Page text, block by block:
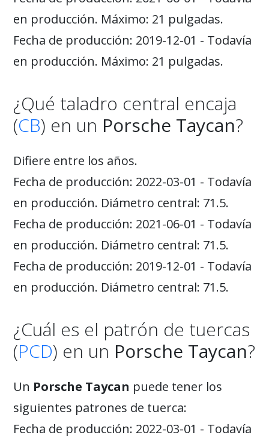
en producción. Máximo: 21 pulgadas.
Fecha de producción: 2019-12-01 - Todavía
en producción. Máximo: 21 pulgadas.
¿Qué taladro central encaja
(CB) en un Porsche Taycan?
Difiere entre los años.
Fecha de producción: 2022-03-01 - Todavía
en producción. Diámetro central: 71.5.
Fecha de producción: 2021-06-01 - Todavía
en producción. Diámetro central: 71.5.
Fecha de producción: 2019-12-01 - Todavía
en producción. Diámetro central: 71.5.
¿Cuál es el patrón de tuercas
(PCD) en un Porsche Taycan?
Un Porsche Taycan puede tener los
siguientes patrones de tuerca:
Fecha de producción: 2022-03-01 - Todavía